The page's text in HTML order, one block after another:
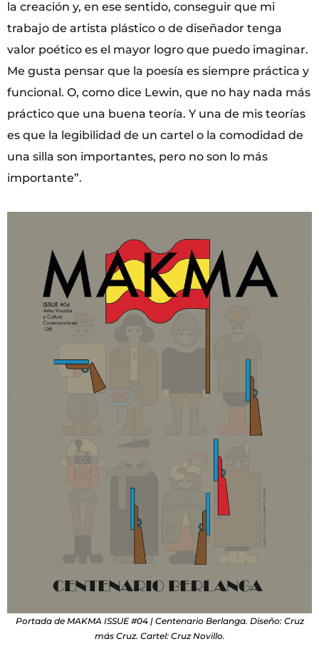
la creación y, en ese sentido, conseguir que mi
trabajo de artista plástico o de diseñador tenga
valor poético es el mayor logro que puedo imaginar.
Me gusta pensar que la poesía es siempre práctica y
funcional. O, como dice Lewin, que no hay nada más
práctico que una buena teoría. Y una de mis teorías
es que la legibilidad de un cartel o la comodidad de
una silla son importantes, pero no son lo más
importante”.
Portada de MAKMA ISSUE #04 | Centenario Berlanga. Diseño: Cruz
más Cruz. Cartel: Cruz Novillo.